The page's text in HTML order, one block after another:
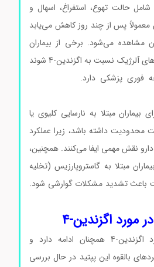
حالت تهوع، استفراغ، اسهال و
پس از چند روز کاهش می‌یابد
می‌شود. برخی از بیماران
ممکن است دچار واکنش‌های آلرژیک نسبت به اگزندین-4 شوند
فوری پزشکی دارد.
اگزندین-4 برای بیماران مبتلا به نارسایی کلیوی یا
داشته باشد، زیرا عملکرد
نقش مهمی ایفا می‌کنند. همچنین،
مبتلا به گاستروپارزیس (تخلیه
تشدید مشکلات گوارشی شود.
اگزندین-4
تحقیقات علمی در مورد اگزندین-4 همچنان ادامه دارد و
بالقوه این پپتید در حال بررسی